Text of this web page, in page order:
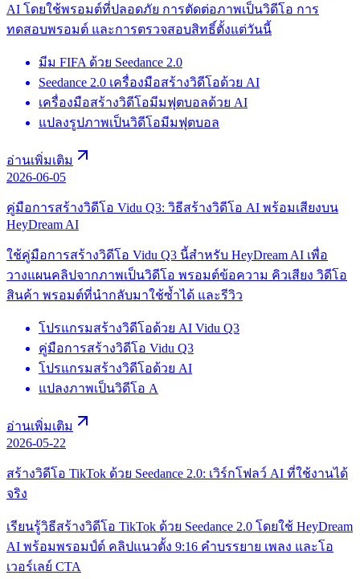
AI โดยใช้พรอมต์ที่ปลอดภัย การตัดต่อภาพเป็นวิดีโอ การ
ทดสอบพรอมต์ และการตรวจสอบสิทธิ์ตั้งแต่วันนี้
มีม FIFA ด้วย Seedance 2.0
Seedance 2.0 เครื่องมือสร้างวิดีโอด้วย AI
เครื่องมือสร้างวิดีโอมีมฟุตบอลด้วย AI
แปลงรูปภาพเป็นวิดีโอมีมฟุตบอล
อ่านเพิ่มเติม
2026-06-05
คู่มือการสร้างวิดีโอ Vidu Q3: วิธีสร้างวิดีโอ AI พร้อมเสียงบน
HeyDream AI
ใช้คู่มือการสร้างวิดีโอ Vidu Q3 นี้สำหรับ HeyDream AI เพื่อ
วางแผนคลิปจากภาพเป็นวิดีโอ พรอมต์ข้อความ คิวเสียง วิดีโอ
สินค้า พรอมต์ที่นำกลับมาใช้ซ้ำได้ และรีวิว
โปรแกรมสร้างวิดีโอด้วย AI Vidu Q3
คู่มือการสร้างวิดีโอ Vidu Q3
โปรแกรมสร้างวิดีโอด้วย AI
แปลงภาพเป็นวิดีโอ A
อ่านเพิ่มเติม
2026-05-22
สร้างวิดีโอ TikTok ด้วย Seedance 2.0: เวิร์กโฟลว์ AI ที่ใช้งานได้
จริง
เรียนรู้วิธีสร้างวิดีโอ TikTok ด้วย Seedance 2.0 โดยใช้ HeyDream
AI พร้อมพรอมป์ต์ คลิปแนวตั้ง 9:16 คำบรรยาย เพลง และโอ
เวอร์เลย์ CTA